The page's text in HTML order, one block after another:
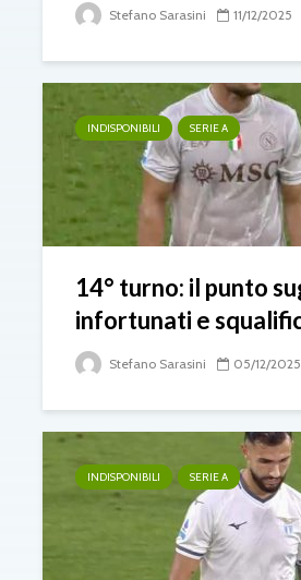
Stefano Sarasini 11/12/2025
INDISPONIBILI SERIE A
14° turno: il punto
infortunati e
Stefano Sarasini 05/12/2025
INDISPONIBILI SERIE A